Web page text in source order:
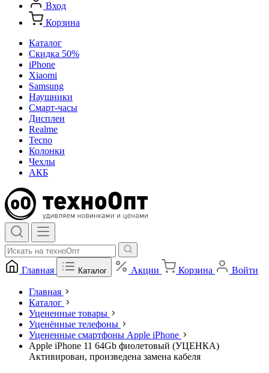
Вход
Корзина
Каталог
Скидка 50%
iPhone
Xiaomi
Samsung
Наушники
Смарт-часы
Дисплеи
Realme
Tecno
Колонки
Чехлы
АКБ
Главная Каталог Акции Корзина Войти
Главная
Каталог
Уцененные товары
Уценённые телефоны
Уцененные смартфоны Apple iPhone
Apple iPhone 11 64Gb фиолетовый (УЦЕНКА)
Активирован, произведена замена кабеля